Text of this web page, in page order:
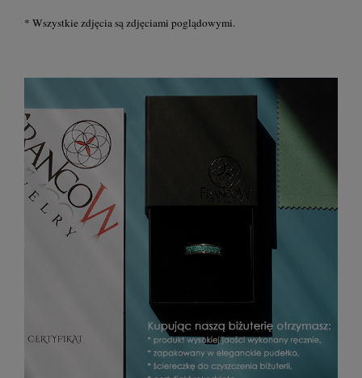
* Wszystkie zdjęcia są zdjęciami poglądowymi.